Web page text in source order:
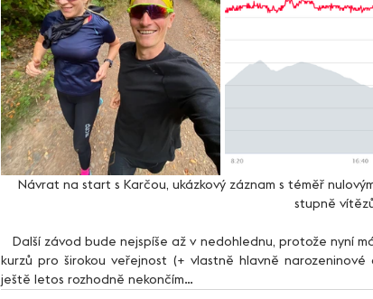
Návrat na start s Karčou, ukázkový záznam s téměř
stupně
kurzů pro širokou veřejnost (+ vlastně hlavně
ještě letos rozhodně nekončím…